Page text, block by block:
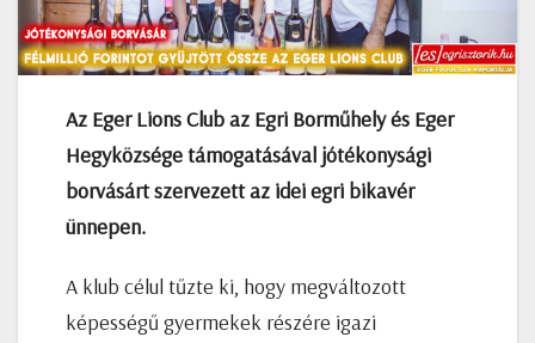
Az Eger Lions Club az Egri Borműhely és Eger
Hegyközsége támogatásával jótékonysági
borvásárt szervezett az idei egri bikavér
ünnepen.
A klub célul tűzte ki, hogy megváltozott
képességű gyermekek részére igazi